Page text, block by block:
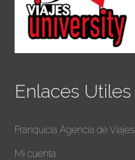
Enlaces Utiles
Franquicia Agencia de Viajes
Mi cuenta